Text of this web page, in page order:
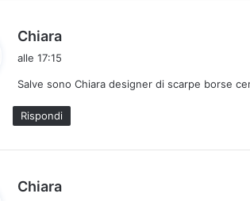
Chiara
e
t
t
alle 17:15
Salve sono Chiara designer di scarpe borse
Rispondi
Chiara